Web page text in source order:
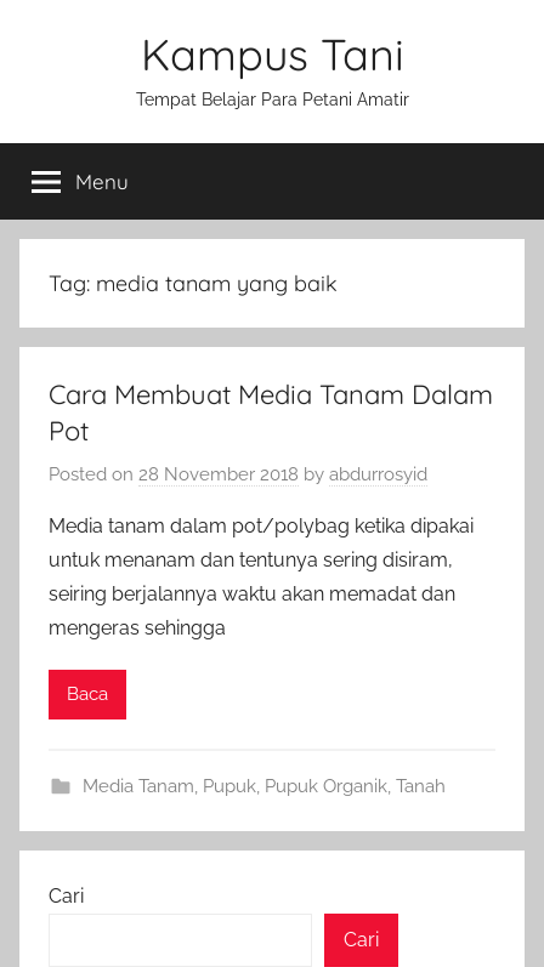
Kampus Tani
Tempat Belajar Para Petani Amatir
Menu
Tag: media tanam yang baik
Cara Membuat Media Tanam Dalam
Pot
Posted on 28 November 2018 by abdurrosyid
Media tanam dalam pot/polybag ketika dipakai
untuk menanam dan tentunya sering disiram,
seiring berjalannya waktu akan memadat dan
mengeras sehingga
Baca
Media Tanam Pupuk, Pupuk Organik, Tanah
Cari
Cari